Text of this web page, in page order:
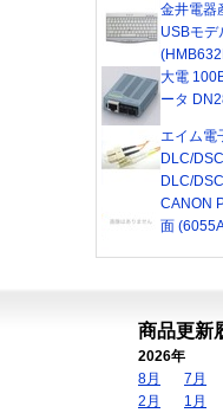
金井電器
USBモデ
大電
ータ
エイム電
DLC/
DLC/
CANON
面
商品更新
2026年
8月
7月
2月
1月